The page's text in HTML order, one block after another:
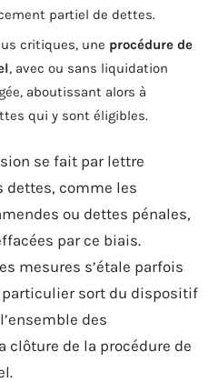
partiel de dettes.
critiques, une procédure de
, avec ou sans liquidation
aboutissant alors à
qui y sont éligibles.
se fait par lettre
dettes, comme les
ou dettes pénales,
par ce biais.
mesures s’étale parfois
particulier sort du dispositif
des
clôture de la procédure de